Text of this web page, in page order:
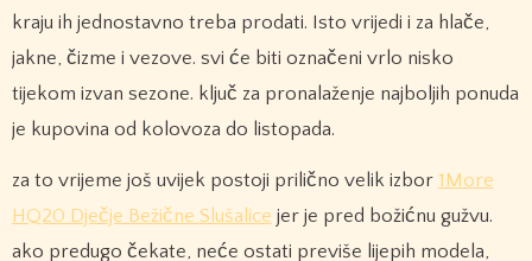
kraju ih jednostavno treba prodati. Isto vrijedi i za hlače,
jakne, čizme i vezove. svi će biti označeni vrlo nisko
tijekom izvan sezone. ključ za pronalaženje najboljih ponuda
je kupovina od kolovoza do listopada.
za to vrijeme još uvijek postoji prilično velik izbor 1More
HQ20 Dječje Bežične Slušalice jer je pred božićnu gužvu.
ako predugo čekate, neće ostati previše lijepih modela,